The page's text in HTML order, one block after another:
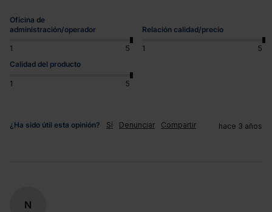
Oficina de
administración/operador
1 5
Relación calidad/precio
1
5
Calidad del producto
1 5
¿Ha sido útil esta opinión? Sí Denunciar Compartir hace 3 años
N